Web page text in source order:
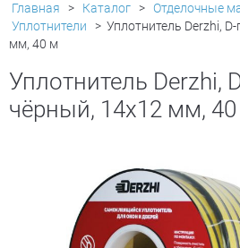
Главная > Каталог > Отделочные
Уплотнители
> Уплотнитель Derzhi,
мм, 40 м
Уплотнитель Derzhi,
чёрный, 14х12 мм,